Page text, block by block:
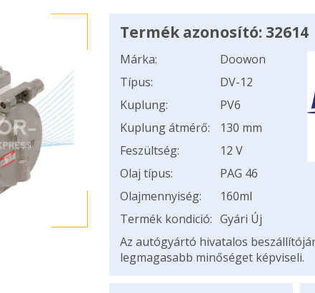
Termék azonosító: 32614
Márka:
Doowon
Típus:
DV-12
Kuplung:
PV6
Kuplung átmérő:
130 mm
Feszültség:
12 V
Olaj típus:
PAG 46
Olajmennyiség:
160ml
Termék kondició: Gyári Új
Az autógyártó hivatalos
legmagasabb minőséget képviseli.